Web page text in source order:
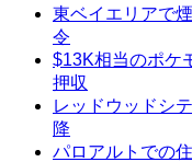
東ベイエリアで
令
$13K相当のポケ
押収
レッドウッドシ
降
パロアルトでの